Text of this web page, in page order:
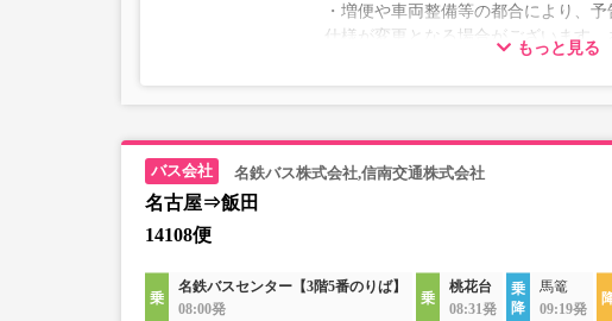
・増便や車両整備等の都合により、
仕様が変更となる場合がございます。
もっと見る
名鉄バス株式会社,信南交通株式会社
名古屋⇒飯田
14108便
名鉄バスセンター【3階5番のりば】
08:00発
桃花台
08:31発
馬篭
09:19発